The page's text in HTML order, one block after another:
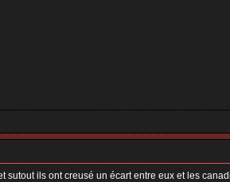
ils ont creusé un écart entre eux et les